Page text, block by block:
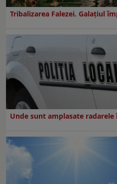
Tribalizarea Falezei. Galațiul
Unde sunt amplasate